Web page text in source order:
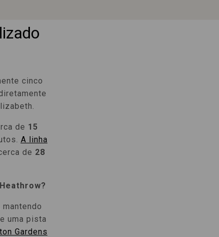
cinco
de 15
A linha
de 28
uma pista
Gardens